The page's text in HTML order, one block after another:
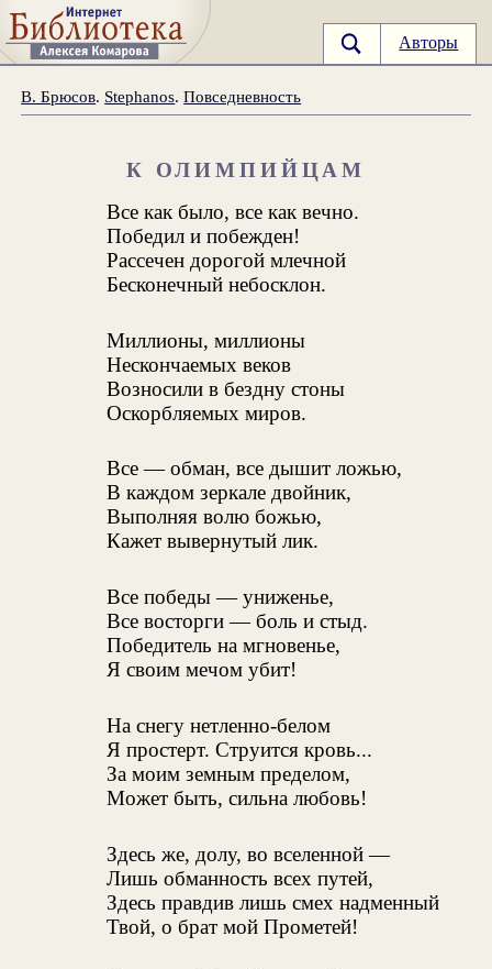
Авторы
В. Брюсов. Stephanos.Повседневность
К ОЛИМПИЙЦАМ
Все как было, все как вечно.
Победил и побежден!
Рассечен дорогой млечной
Бесконечный небосклон.
Миллионы, миллионы
Нескончаемых веков
Возносили в бездну стоны
Оскорбляемых миров.
Все — обман, все дышит ложью,
В каждом зеркале двойник,
Выполняя волю божью,
Кажет вывернутый лик.
Все победы — униженье,
Все восторги — боль и стыд.
Победитель на мгновенье,
Я своим мечом убит!
На снегу нетленно-белом
Я простерт. Струится кровь...
За моим земным пределом,
Может быть, сильна любовь!
Здесь же, долу, во вселенной —
Лишь обманность всех путей,
Здесь правдив лишь смех надменный
Твой, о брат мой Прометей!